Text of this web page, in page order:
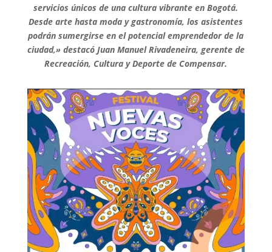
servicios únicos de una cultura vibrante en Bogotá.
Desde arte hasta moda y gastronomía, los asistentes
podrán sumergirse en el potencial emprendedor de la
ciudad,» destacó Juan Manuel Rivadeneira, gerente de
Recreación, Cultura y Deporte de Compensar.